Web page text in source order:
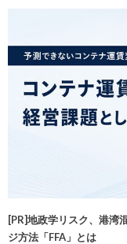
[PR]地政学リスク、港湾
ジ方法「FFA」とは